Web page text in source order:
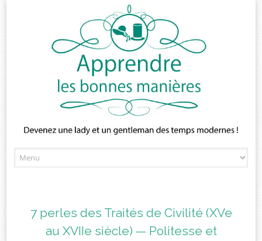
to
7 perles des Traités de Civilité (XVe
au XVIIe siècle) — Politesse et